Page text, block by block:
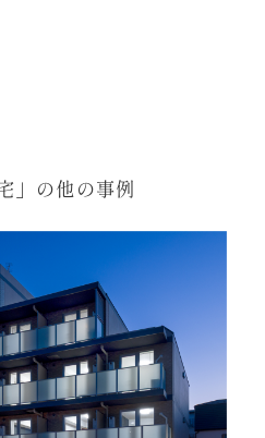
」の他の事例